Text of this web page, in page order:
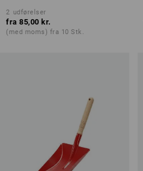
2 udførelser
fra 85,00 kr.
(med moms) fra 10 Stk.